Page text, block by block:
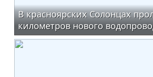
В красноярских Солонцах
километров нового